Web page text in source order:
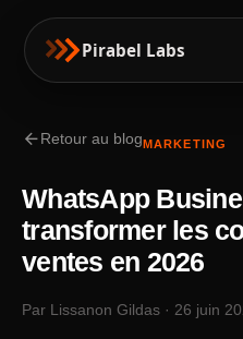
Pirabel Labs
arrow_backRetour au blog MARKETING
WhatsApp
transformer les
ventes en 2026
Par Lissanon Gildas · 26 juin